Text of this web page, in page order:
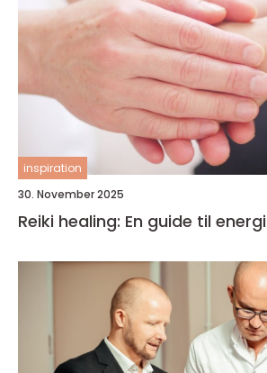
inspiration
30. November 2025
Reiki healing: En guide til